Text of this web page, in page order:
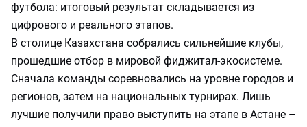
футбола: итоговый результат складывается из
цифрового и реального этапов.
В столице Казахстана собрались сильнейшие клубы,
прошедшие отбор в мировой фиджитал-экосистеме.
Сначала команды соревновались на уровне городов и
регионов, затем на национальных турнирах. Лишь
лучшие получили право выступить на этапе в Астане –